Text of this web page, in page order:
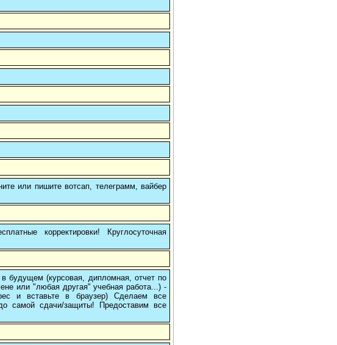
или пишите вотсап, телеграмм, вайбер
корректировки! Круглосуточная
будущем (курсовая, дипломная, отчет по
или "любая другая" учебная работа...) -
и вставьте в браузер) Сделаем все
самой сдачи/защиты! Предоставим все